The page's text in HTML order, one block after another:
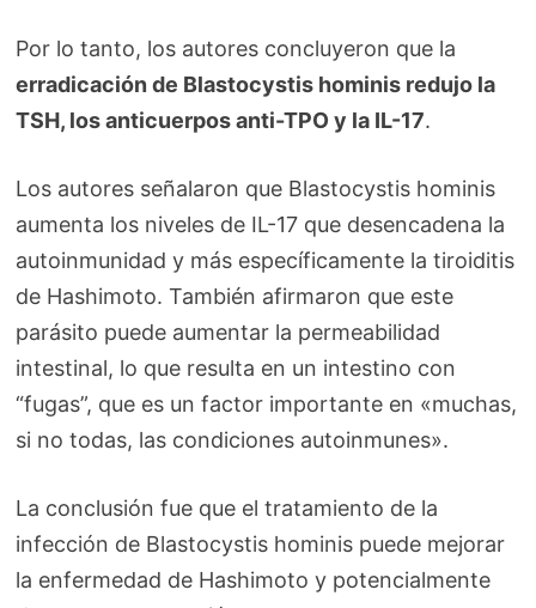
Por lo tanto, los autores concluyeron que la
erradicación de Blastocystis hominis redujo la
TSH, los anticuerpos anti-TPO y la IL-17.
Los autores señalaron que Blastocystis hominis
aumenta los niveles de IL-17 que desencadena la
autoinmunidad y más específicamente la tiroiditis
de Hashimoto. También afirmaron que este
parásito puede aumentar la permeabilidad
intestinal, lo que resulta en un intestino con
“fugas”, que es un factor importante en «muchas,
si no todas, las condiciones autoinmunes».
La conclusión fue que el tratamiento de la
infección de Blastocystis hominis puede mejorar
la enfermedad de Hashimoto y potencialmente